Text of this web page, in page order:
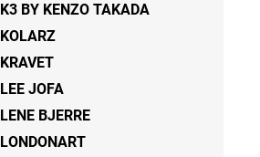
K3 BY KENZO TAKADA
KOLARZ
KRAVET
LEE JOFA
LENE BJERRE
LONDONART